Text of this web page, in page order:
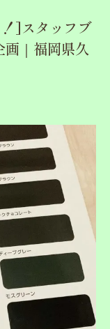
]スタッフブ
画｜福岡県久